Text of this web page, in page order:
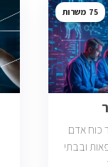
75
כוח אדם
ובבתי